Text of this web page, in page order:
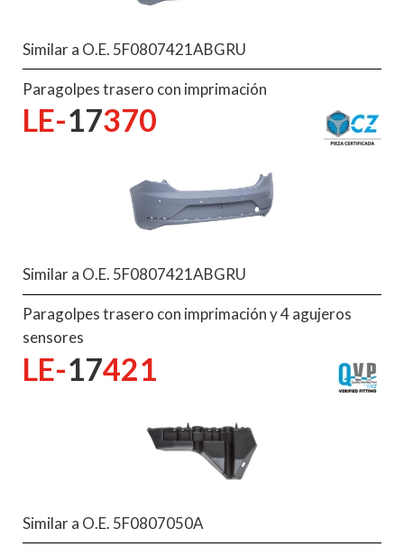
Similar a O.E. 5F0807421ABGRU
Paragolpes trasero con imprimación
LE-17370
Similar a O.E. 5F0807421ABGRU
Paragolpes trasero con imprimación y 4 agujeros
sensores
LE-17421
Similar a O.E. 5F0807050A